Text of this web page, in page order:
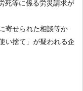
死等に係る労災請求が
寄せられた相談等か
い捨て」が疑われる企